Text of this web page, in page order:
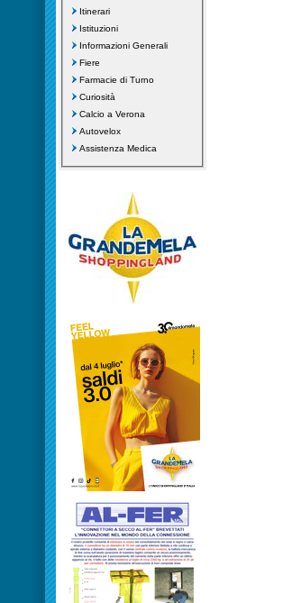
Itinerari
Istituzioni
Informazioni Generali
Fiere
Farmacie di Turno
Curiosità
Calcio a Verona
Autovelox
Assistenza Medica